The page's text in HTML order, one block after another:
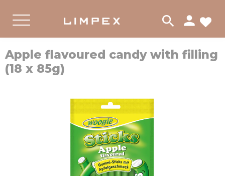
search person
PRODUKTER
Apple flavoured candy with filling
(18 x 85g)